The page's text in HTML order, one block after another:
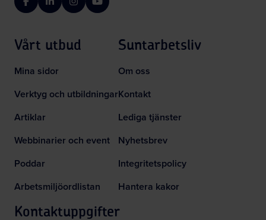
FacebookLinkedInInstagramYouTube
Vårt utbud
Mina sidor
Verktyg och utbildningar
Artiklar
Webbinarier och event
Poddar
Arbetsmiljöordlistan
Suntarbetsliv
Om oss
Kontakt
Lediga tjänster
Nyhetsbrev
Integritetspolicy
Hantera kakor
Kontaktuppgifter